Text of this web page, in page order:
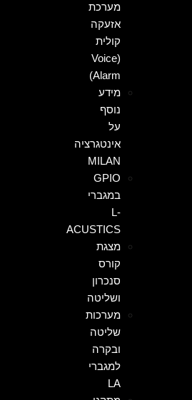
מערכת
אזעקה
קולית
(Voice
Alarm)
מידע
נוסף
על
אינטגרציה
MILAN
GPIO
במגברי
L-
ACUSTICS
מצגת
קורס
סנכרון
ושליטה
מערכות
שליטה
ובקרה
למגברי
LA